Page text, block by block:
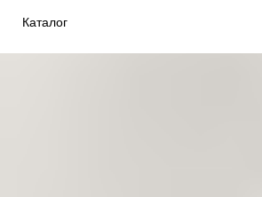
Каталог